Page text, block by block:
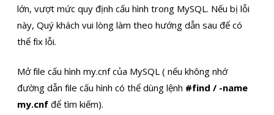
lớn, vượt mức quy định cấu hình trong MySQL. Nếu bị lỗi
này, Quý khách vui lòng làm theo hướng dẫn sau để có
thể fix lỗi.
Mở file cấu hình my.cnf của MySQL ( nếu không nhớ
đường dẫn file cấu hình có thể dùng lệnh #find / -name
my.cnf để tìm kiếm).